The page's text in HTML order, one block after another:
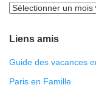
Liens amis
Guide des vacances
Paris en Famille